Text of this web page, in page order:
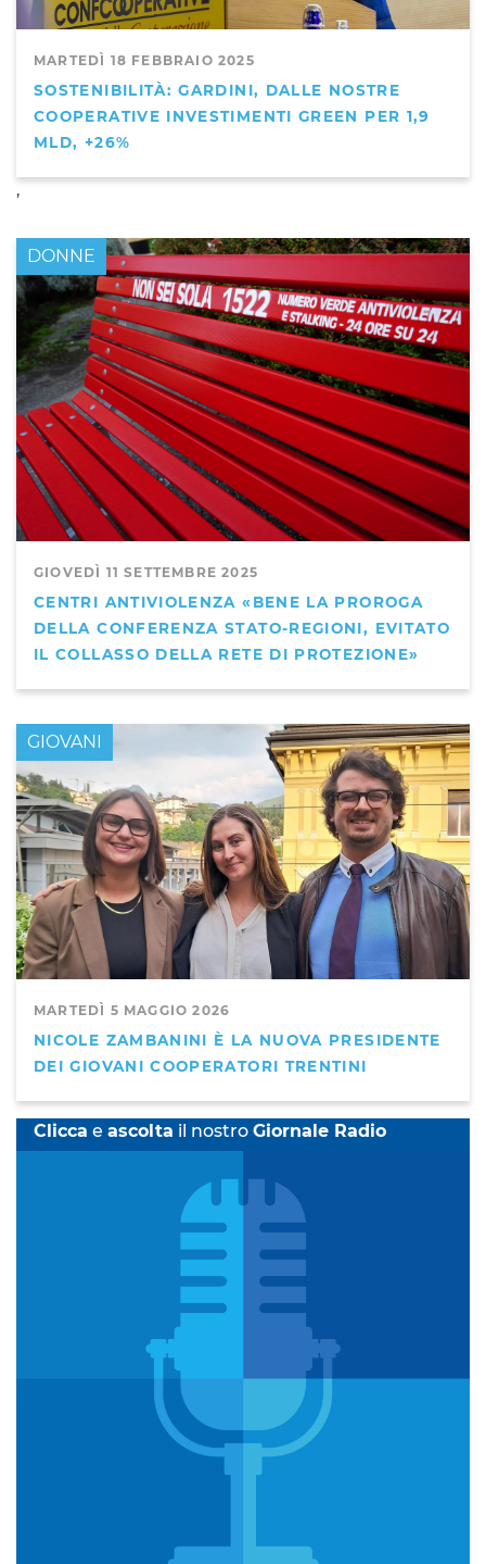
MARTEDÌ 18 FEBBRAIO 2025
SOSTENIBILITÀ: GARDINI, DALLE NOSTRE
COOPERATIVE INVESTIMENTI GREEN PER 1,9
MLD, +26%
,
GIOVEDÌ 11 SETTEMBRE 2025
CENTRI ANTIVIOLENZA «BENE LA PROROGA
DELLA CONFERENZA STATO-REGIONI, EVITATO
IL COLLASSO DELLA RETE DI PROTEZIONE»
DONNE
MARTEDÌ 5 MAGGIO 2026
NICOLE ZAMBANINI È LA NUOVA PRESIDENTE
DEI GIOVANI COOPERATORI TRENTINI
GIOVANI
Clicca e ascolta il nostro Giornale Radio